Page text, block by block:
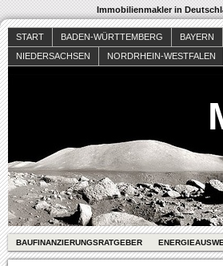
Immobilienmakler in
START BADEN-WÜRTTEMBERG BAYERN
NIEDERSACHSEN
NORDRHEIN-WESTFALEN
BAUFINANZIERUNGSRATGEBER